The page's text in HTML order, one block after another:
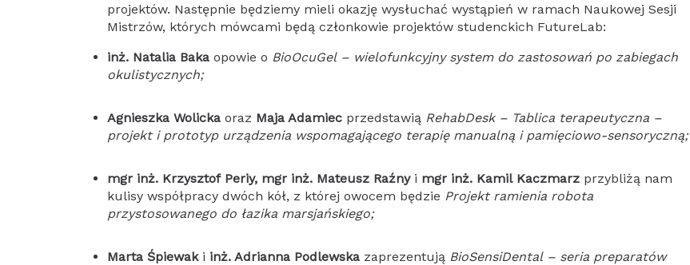
projektów. Następnie będziemy mieli okazję wysłuchać wystąpień w ramach Naukowej Sesji
Mistrzów, których mówcami będą członkowie projektów studenckich FutureLab:
inż. Natalia Baka opowie o BioOcuGel – wielofunkcyjny system do zastosowań po zabiegach
okulistycznych;
Agnieszka Wolicka oraz Maja Adamiec przedstawią RehabDesk – Tablica terapeutyczna –
projekt i prototyp urządzenia wspomagającego terapię manualną i pamięciowo-sensoryczną;
mgr inż. Krzysztof Periy, mgr inż. Mateusz Raźny i mgr inż. Kamil Kaczmarz przybliżą nam
kulisy współpracy dwóch kół, z której owocem będzie Projekt ramienia robota
przystosowanego do łazika marsjańskiego;
Marta Śpiewaki inż. Adrianna Podlewska zaprezentują BioSensiDental – seria preparatów